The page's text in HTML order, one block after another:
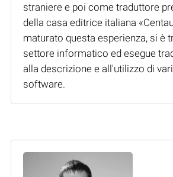
straniere e poi come traduttore
della casa editrice italiana
maturato questa esperienza, si è
settore informatico ed esegue
alla descrizione e all'utilizzo di
software.